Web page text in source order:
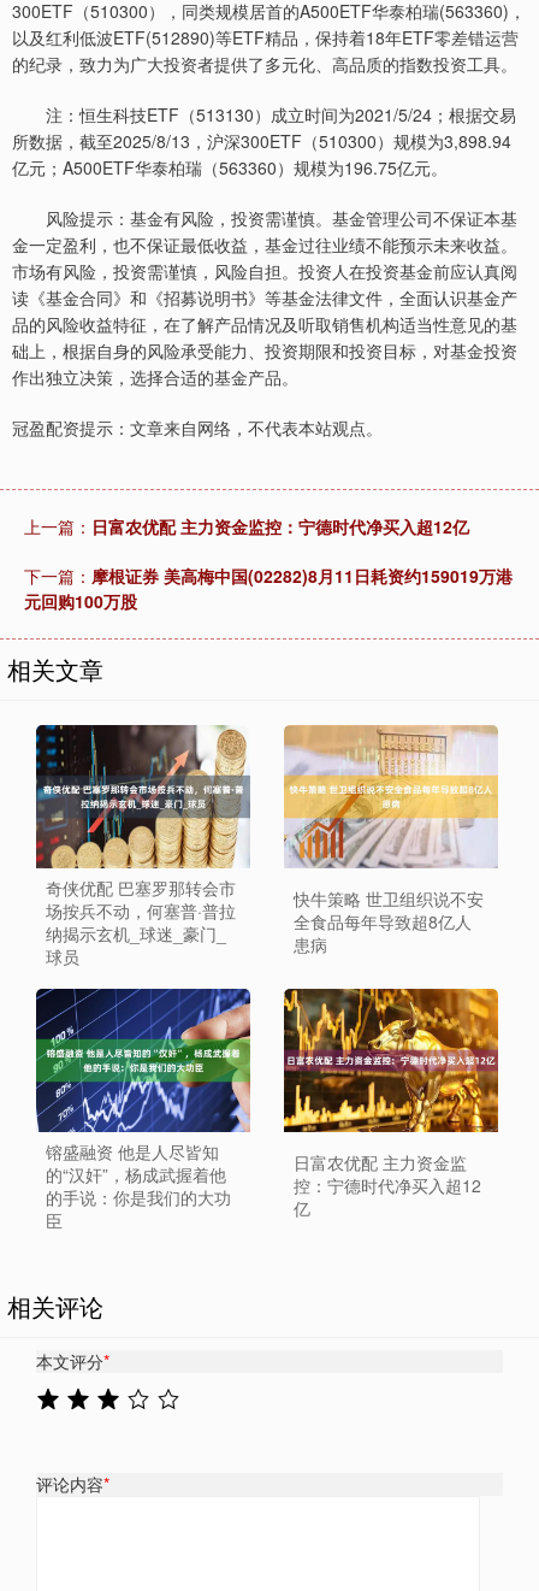
300ETF（510300），同类规模居首的A500ETF华泰柏瑞(563360)，
以及红利低波ETF(512890)等ETF精品，保持着18年ETF零差错运营
的纪录，致力为广大投资者提供了多元化、高品质的指数投资工具。
注：恒生科技ETF（513130）成立时间为2021/5/24；根据交易
所数据，截至2025/8/13，沪深300ETF（510300）规模为3,898.94
亿元；A500ETF华泰柏瑞（563360）规模为196.75亿元。
风险提示：基金有风险，投资需谨慎。基金管理公司不保证本基
金一定盈利，也不保证最低收益，基金过往业绩不能预示未来收益。
市场有风险，投资需谨慎，风险自担。投资人在投资基金前应认真阅
读《基金合同》和《招募说明书》等基金法律文件，全面认识基金产
品的风险收益特征，在了解产品情况及听取销售机构适当性意见的基
础上，根据自身的风险承受能力、投资期限和投资目标，对基金投资
作出独立决策，选择合适的基金产品。
冠盈配资提示：文章来自网络，不代表本站观点。
上一篇： 日富农优配 主力资金监控：宁德时代净买入超12亿
下一篇： 摩根证券 美高梅中国(02282)8月11日耗资约159019万港
元回购100万股
相关文章
奇侠优配 巴塞罗那转会市
场按兵不动，何塞普·普拉
纳揭示玄机_球迷_豪门_
球员
快牛策略 世卫组织说不安
全食品每年导致超8亿人
患病
镕盛融资 他是人尽皆知
的“汉奸”，杨成武握着他
的手说：你是我们的大功
臣
日富农优配 主力资金监
控：宁德时代净买入超12
亿
相关评论
本文评分*
评论内容*